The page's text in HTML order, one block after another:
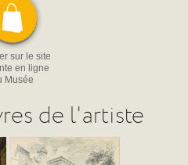
sur le site
en ligne
Musée
de l'artiste